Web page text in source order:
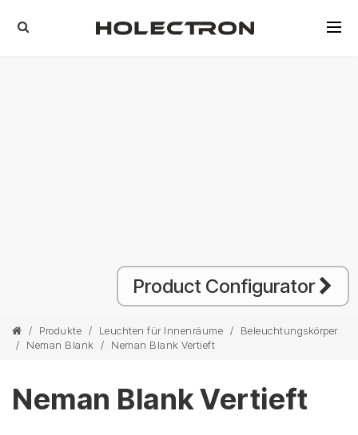
Product Configurator
/ Produkte / Leuchten für Innenräume /
Beleuchtungskörper
/
Neman Blank / Neman Blank Vertieft
Neman Blank Vertieft